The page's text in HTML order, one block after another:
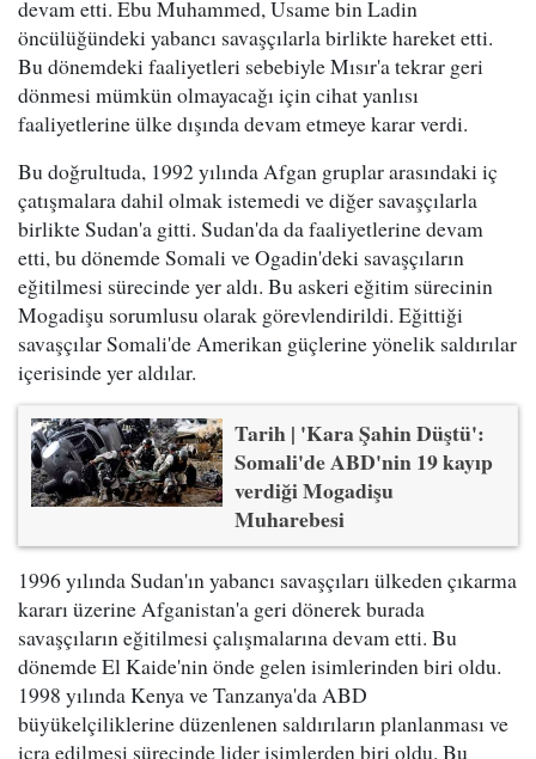
devam etti. Ebu Muhammed, Usame bin Ladin
öncülüğündeki yabancı savaşçılarla birlikte hareket etti.
Bu dönemdeki faaliyetleri sebebiyle Mısır'a tekrar geri
dönmesi mümkün olmayacağı için cihat yanlısı
faaliyetlerine ülke dışında devam etmeye karar verdi.
Bu doğrultuda, 1992 yılında Afgan gruplar arasındaki iç
çatışmalara dahil olmak istemedi ve diğer savaşçılarla
birlikte Sudan'a gitti. Sudan'da da faaliyetlerine devam
etti, bu dönemde Somali ve Ogadin'deki savaşçıların
eğitilmesi sürecinde yer aldı. Bu askeri eğitim sürecinin
Mogadişu sorumlusu olarak görevlendirildi. Eğittiği
savaşçılar Somali'de Amerikan güçlerine yönelik saldırılar
içerisinde yer aldılar.
Tarih | 'Kara Şahin Düştü':
Somali'de ABD'nin 19 kayıp
verdiği Mogadişu
Muharebesi
1996 yılında Sudan'ın yabancı savaşçıları ülkeden çıkarma
kararı üzerine Afganistan'a geri dönerek burada
savaşçıların eğitilmesi çalışmalarına devam etti. Bu
dönemde El Kaide'nin önde gelen isimlerinden biri oldu.
1998 yılında Kenya ve Tanzanya'da ABD
büyükelçiliklerine düzenlenen saldırıların planlanması ve
icra edilmesi sürecinde lider isimlerden biri oldu. Bu